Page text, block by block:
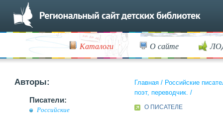
Каталоги О сайте
Авторы:
Писатели:
Российские
Главная / Российские
поэт, переводчик. /
О ПИСАТЕЛЕ